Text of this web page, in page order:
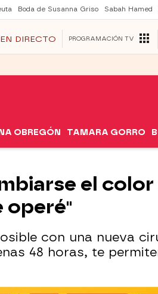
Boda de Susanna Griso Sabah Hamed
EN DIRECTO PROGRAMACIÓN TV
OBREGÓN TAMARA GORRO
el color
operé"
con una nueva
48 horas, te